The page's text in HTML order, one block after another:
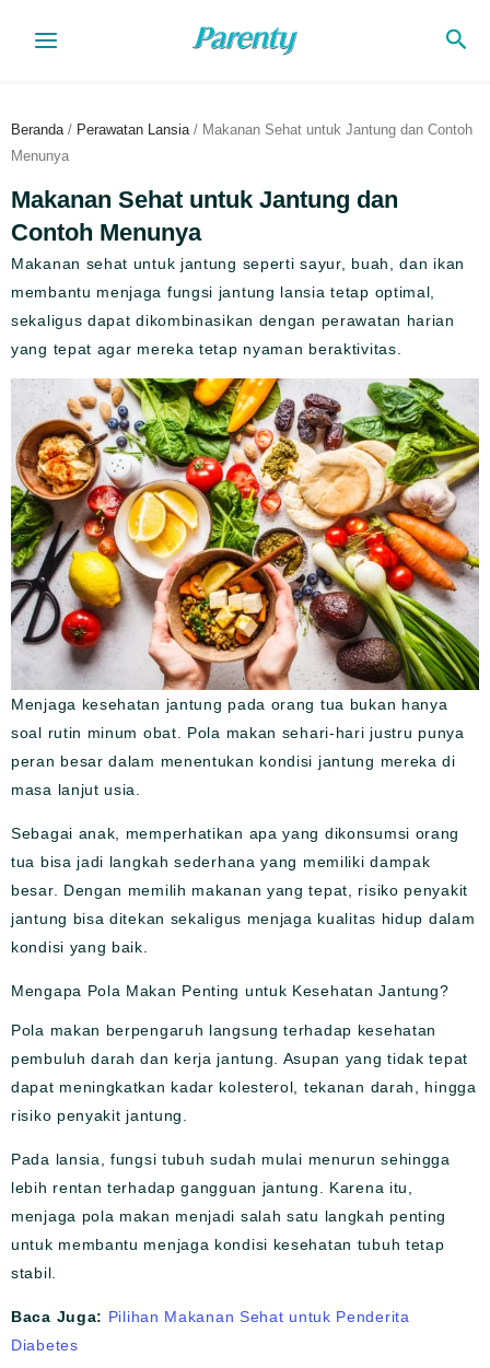
Cari
Beranda / Perawatan Lansia / Makanan Sehat untuk Jantung dan Contoh
Menunya
Makanan Sehat untuk Jantung dan
Contoh Menunya
Makanan sehat untuk jantung seperti sayur, buah, dan ikan
membantu menjaga fungsi jantung lansia tetap optimal,
sekaligus dapat dikombinasikan dengan perawatan harian
yang tepat agar mereka tetap nyaman beraktivitas.
Menjaga kesehatan jantung pada orang tua bukan hanya
soal rutin minum obat. Pola makan sehari-hari justru punya
peran besar dalam menentukan kondisi jantung mereka di
masa lanjut usia.
Sebagai anak, memperhatikan apa yang dikonsumsi orang
tua bisa jadi langkah sederhana yang memiliki dampak
besar. Dengan memilih makanan yang tepat, risiko penyakit
jantung bisa ditekan sekaligus menjaga kualitas hidup dalam
kondisi yang baik.
Mengapa Pola Makan Penting untuk Kesehatan Jantung?
Pola makan berpengaruh langsung terhadap kesehatan
pembuluh darah dan kerja jantung. Asupan yang tidak tepat
dapat meningkatkan kadar kolesterol, tekanan darah, hingga
risiko penyakit jantung.
Pada lansia, fungsi tubuh sudah mulai menurun sehingga
lebih rentan terhadap gangguan jantung. Karena itu,
menjaga pola makan menjadi salah satu langkah penting
untuk membantu menjaga kondisi kesehatan tubuh tetap
stabil.
Baca Juga: Pilihan Makanan Sehat untuk Penderita
Diabetes